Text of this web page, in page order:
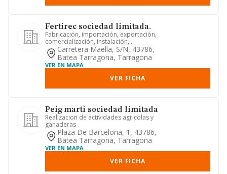
Fertirec sociedad limitada.
Fabricación, importación, exportación,
comercialización, instalación,
reparación y venta de toda cl...
Carretera Maella, S/n, 43786,
Batea Tarragona, Tarragona
VER EN MAPA
VER FICHA
Peig marti sociedad limitada
Realizacion de actividades agricolas y
ganaderas
Plaza De Barcelona, 1, 43786,
Batea Tarragona, Tarragona
VER EN MAPA
VER FICHA